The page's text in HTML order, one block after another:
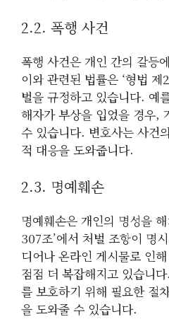
2.2. 폭행 사건
폭행 사건은 개인 간의 갈등
이와 관련된 법률은 ‘형법
벌을 규정하고 있습니다. 예
해자가 부상을 입었을 경우,
수 있습니다. 변호사는 사건
적 대응을 도와줍니다.
2.3. 명예훼손
명예훼손은 개인의 명성을
307조’에서 처벌 조항이 명
디어나 온라인 게시물로 인
점점 더 복잡해지고 있습니
를 보호하기 위해 필요한 절
을 도와줄 수 있습니다.